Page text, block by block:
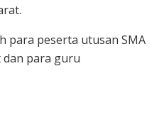
para peserta utusan SMA
dan para guru